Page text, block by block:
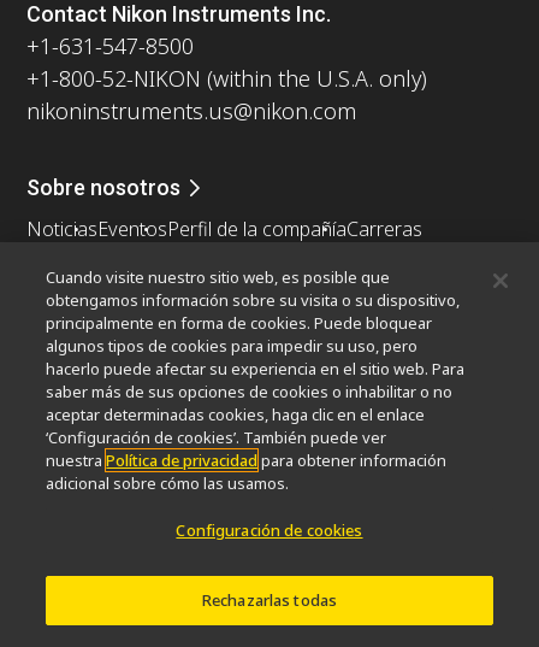
Contact Nikon Instruments Inc.
+1-631-547-8500
+1-800-52-NIKON (within the U.S.A. only)
nikoninstruments.us@nikon.com
Sobre nosotros
NoticiasEventosPerfil de la compañíaCarreras
Nikon Microscopes 100th Anniversary
Popular Links
Últimas noticias y novedadesSelector de objetivos
Resolution CalculatorPubScopeOEM
Nikon Small World
MicroscopyU
Otros Productos Nikon
Productos de imagen
Sistemas de litografía semiconductores
Sistemas de litografía FPD
Cuando visite nuestro sitio web, es posible que
obtengamos información sobre su visita o su dispositivo,
principalmente en forma de cookies. Puede bloquear
algunos tipos de cookies para impedir su uso, pero
hacerlo puede afectar su experiencia en el sitio web. Para
saber más de sus opciones de cookies o inhabilitar o no
aceptar determinadas cookies, haga clic en el enlace
‘Configuración de cookies’. También puede ver
nuestraPolítica de privacidad para obtener información
adicional sobre cómo las usamos.
Configuración de cookies
Rechazarlas todas